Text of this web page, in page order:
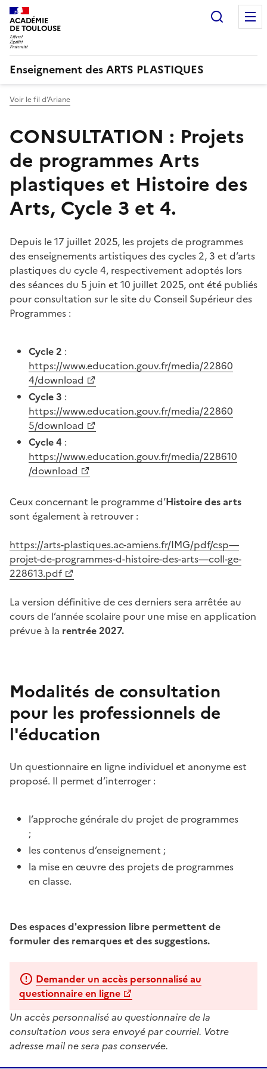
ACADÉMIE
DE TOULOUSE
Enseignement des ARTS PLASTIQUES
Voir le fil d’Ariane
CONSULTATION : Projets
de programmes Arts
plastiques et Histoire des
Arts, Cycle 3 et 4.
Depuis le 17 juillet 2025, les projets de programmes
des enseignements artistiques des cycles 2, 3 et d’arts
plastiques du cycle 4, respectivement adoptés lors
des séances du 5 juin et 10 juillet 2025, ont été publiés
pour consultation sur le site du Conseil Supérieur des
Programmes :
Cycle 2 :
https://www.education.gouv.fr/media/22860
4/download
Cycle 3 :
https://www.education.gouv.fr/media/22860
5/download
Cycle 4 :
https://www.education.gouv.fr/media/228610
/download
Ceux concernant le programme d’Histoire des arts
sont également à retrouver :
https://arts-plastiques.ac-amiens.fr/IMG/pdf/csp—
projet-de-programmes-d-histoire-des-arts—coll-ge-
228613.pdf
La version définitive de ces derniers sera arrêtée au
cours de l’année scolaire pour une mise en application
prévue à la rentrée 2027.
Modalités de consultation
pour les professionnels de
l'éducation
Un questionnaire en ligne individuel et anonyme est
proposé. Il permet d’interroger :
l’approche générale du projet de programmes
;
les contenus d’enseignement ;
la mise en œuvre des projets de programmes
en classe.
Des espaces d'expression libre permettent de
formuler des remarques et des suggestions.
Demander un accès personnalisé au
questionnaire en ligne
Un accès personnalisé au questionnaire de la
consultation vous sera envoyé par courriel. Votre
adresse mail ne sera pas conservée.